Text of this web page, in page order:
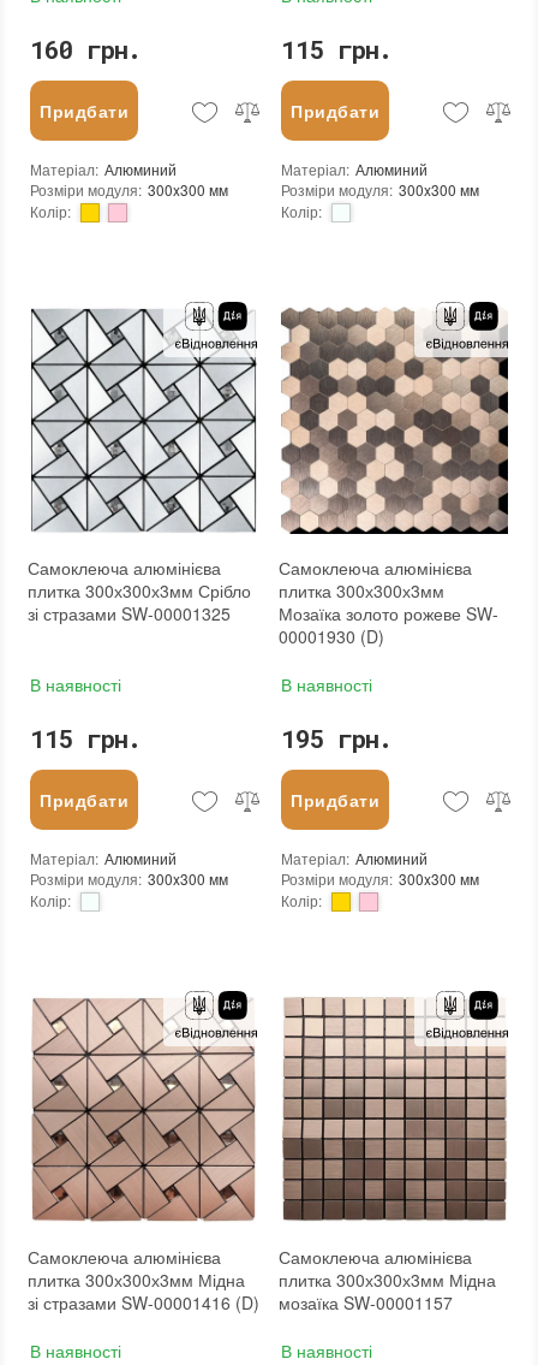
160 грн.
Придбати
Матеріал: Алюминий
Розміри модуля: 300x300 мм
Колір:
Основа: Самоклейка
Призначення:
В інтер'єрі, Для лазні, Для басейну, Для ванної кімнати та туалету, Для вітальні, Для душової, Для кухні, Для спальні, Для фартуха
Вага модуля
0.2 кг
Товщина чіпа: 3 мм
Площа модуля
0,09 м²
Країна виробника: Китай
Бренд:
Sticker Wall
Тип поверхні: Матова
: новий
115 грн.
Придбати
Матеріал: Алюминий
Розміри модуля: 300x300 мм
Колір:
Основа: Самоклейка
Призначення
В інтер'єрі, Для лазні, Для басейну, Для ванної кімнати та туалету, Для вітальні, Для душової, Для кухні, Для спальні, Для фартуха
Вага модуля : 0.2 кг
Товщина чіпа: 3 мм
Площа модуля: 0,09 м²
Країна виробника : Китай
Бренд: Sticker Wall
Тип поверхні:
Матова
: новий
Самоклеюча алюмінієва
плитка 300х300х3мм Срібло
зі стразами SW-00001325
В наявності
115 грн.
Придбати
Матеріал: Алюминий
Розміри модуля: 300x300 мм
Колір:
Основа: Самоклейка
Призначення:
В інтер'єрі, Для лазні, Для басейну, Для ванної кімнати та туалету, Для вітальні, Для душової, Для кухні, Для спальні, Для фартуха
Вага модуля
0.2 кг
Товщина чіпа: 3 мм
Площа модуля
0,09 м²
Країна виробника: Китай
Бренд:
Sticker Wall
Тип поверхні: Матова
: новий
Самоклеюча алюмінієва
плитка 300х300х3мм
Мозаїка золото рожеве SW-
00001930 (D)
В наявності
195 грн.
Придбати
Матеріал: Алюминий
Розміри модуля: 300x300 мм
Колір:
Основа: Самоклейка
Призначення:
В інтер'єрі, Для лазні, Для басейну, Для ванної кімнати та туалету, Для вітальні, Для душової, Для кухні, Для спальні, Для фартуха
Вага модуля: 0.2 кг
Товщина чіпа: 3 мм
Площа модуля: 0,09 м²
Країна виробника: Китай
Бренд: Sticker Wall
Тип поверхні: Матова
: новий
Самоклеюча алюмінієва
плитка 300х300х3мм Мідна
зі стразами SW-00001416 (D)
В наявності
Самоклеюча алюмінієва
плитка 300х300х3мм Мідна
мозаїка SW-00001157
В наявності